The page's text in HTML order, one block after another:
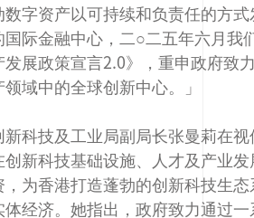
数字资产以可持续和负责任的方
国际金融中心，二○二五年六月我
发展政策宣言2.0》，重申政府致
领域中的全球创新中心。」
新科技及工业局副局长张曼莉在
创新科技基础设施、人才及产业
，为香港打造蓬勃的创新科技生
体经济。她指出，政府致力通过